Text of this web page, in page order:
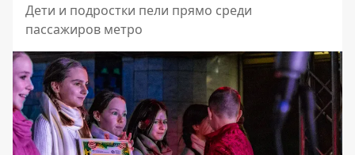
Дети и подростки пели прямо среди
пассажиров метро